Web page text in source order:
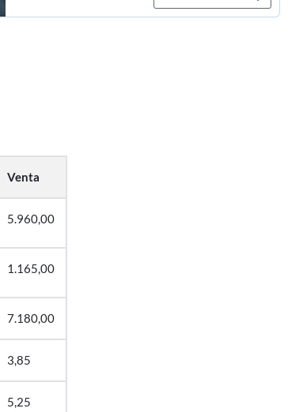
Venta
5.960,00
1.165,00
7.180,00
3,85
5,25